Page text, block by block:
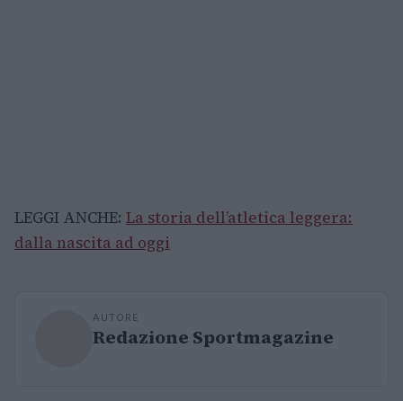
LEGGI ANCHE: La storia dell’atletica leggera:
dalla nascita ad oggi
AUTORE
Redazione Sportmagazine